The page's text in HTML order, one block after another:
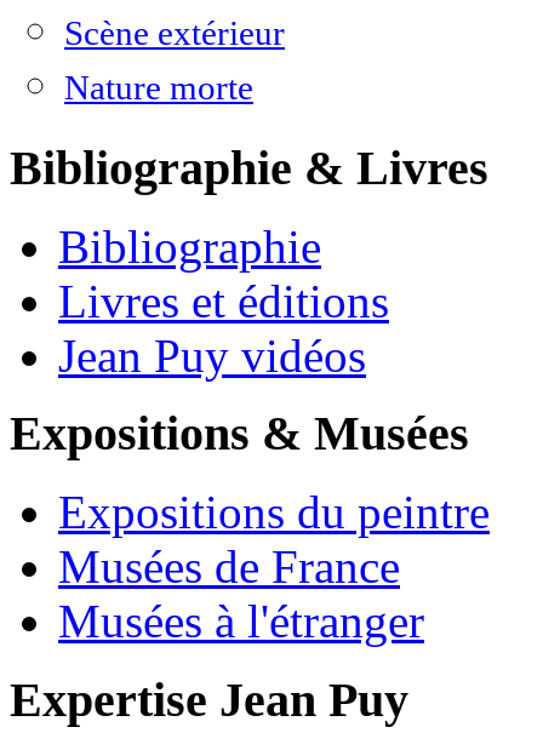
Scène extérieur
Nature morte
Bibliographie & Livres
Bibliographie
Livres et éditions
Jean Puy vidéos
Expositions & Musées
Expositions du peintre
Musées de France
Musées à l'étranger
Expertise Jean Puy